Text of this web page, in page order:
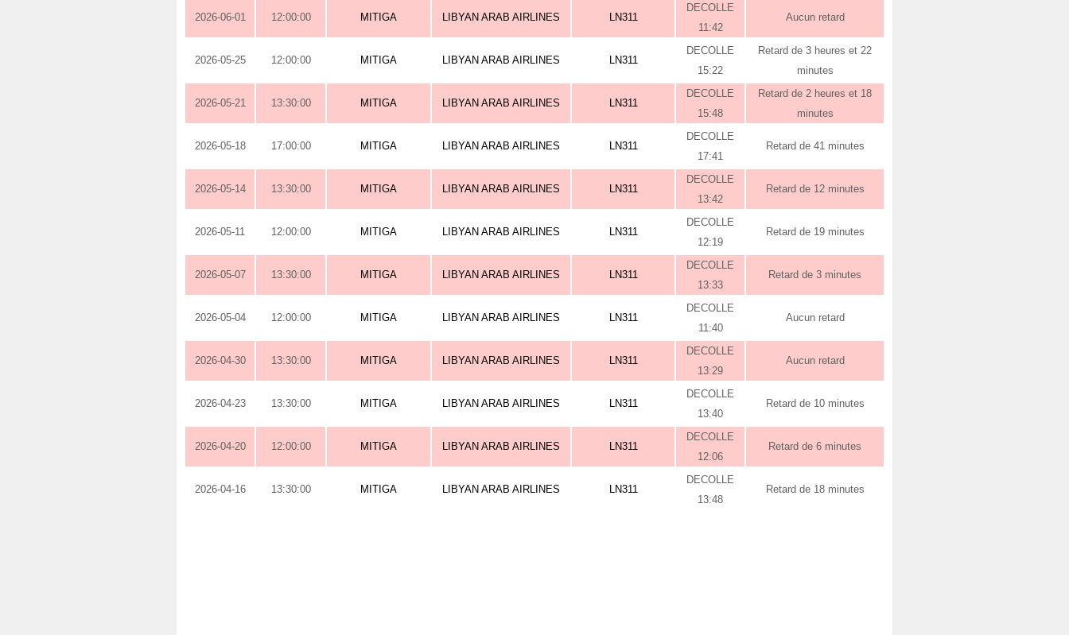
2026-06-01 12:00:00 MITIGA LIBYAN ARAB AIRLINES LN311
DECOLLE
11:42
Aucun retard
2026-05-25 12:00:00 MITIGA LIBYAN ARAB AIRLINES LN311
DECOLLE
15:22
Retard de 3 heures et 22
minutes
2026-05-21 13:30:00 MITIGA LIBYAN ARAB AIRLINES LN311
DECOLLE
15:48
Retard de 2 heures et 18
minutes
2026-05-18 17:00:00 MITIGA LIBYAN ARAB AIRLINES LN311
DECOLLE
17:41
Retard de 41 minutes
2026-05-14 13:30:00 MITIGA LIBYAN ARAB AIRLINES LN311
DECOLLE
13:42
Retard de 12 minutes
2026-05-11 12:00:00 MITIGA LIBYAN ARAB AIRLINES LN311
DECOLLE
12:19
Retard de 19 minutes
2026-05-07 13:30:00 MITIGA LIBYAN ARAB AIRLINES LN311
DECOLLE
13:33
Retard de 3 minutes
2026-05-04 12:00:00 MITIGA LIBYAN ARAB AIRLINES LN311
DECOLLE
11:40
Aucun retard
2026-04-30 13:30:00 MITIGA LIBYAN ARAB AIRLINES LN311
DECOLLE
13:29
Aucun retard
2026-04-23 13:30:00 MITIGA LIBYAN ARAB AIRLINES LN311
DECOLLE
13:40
Retard de 10 minutes
2026-04-20 12:00:00 MITIGA LIBYAN ARAB AIRLINES LN311
DECOLLE
12:06
Retard de 6 minutes
2026-04-16 13:30:00 MITIGA LIBYAN ARAB AIRLINES LN311
DECOLLE
13:48
Retard de 18 minutes